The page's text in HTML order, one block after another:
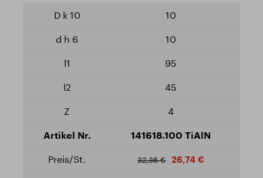
10
10
95
45
4
141618.100 TiAlN
32,36 € 26,74 €